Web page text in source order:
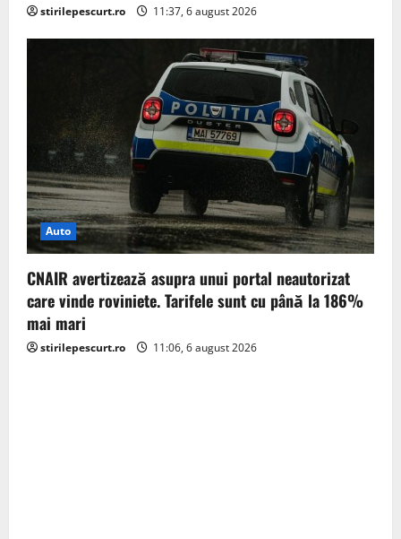
stirilepescurt.ro 11:37, 6 august 2026
Auto
CNAIR avertizează asupra unui portal neautorizat
care vinde roviniete. Tarifele sunt cu până la 186%
mai mari
stirilepescurt.ro 11:06, 6 august 2026